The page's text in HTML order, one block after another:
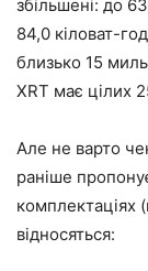
збільшені: до
84,0 кіловат-
близько 15
XRT має цілих
Але не варто
раніше
комплектаціях
відносяться: